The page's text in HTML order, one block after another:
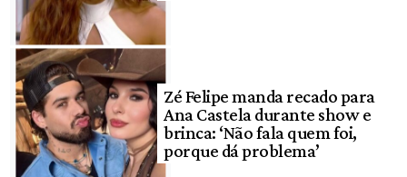
Zé Felipe manda recado para
Ana Castela durante show e
brinca: ‘Não fala quem foi,
porque dá problema’